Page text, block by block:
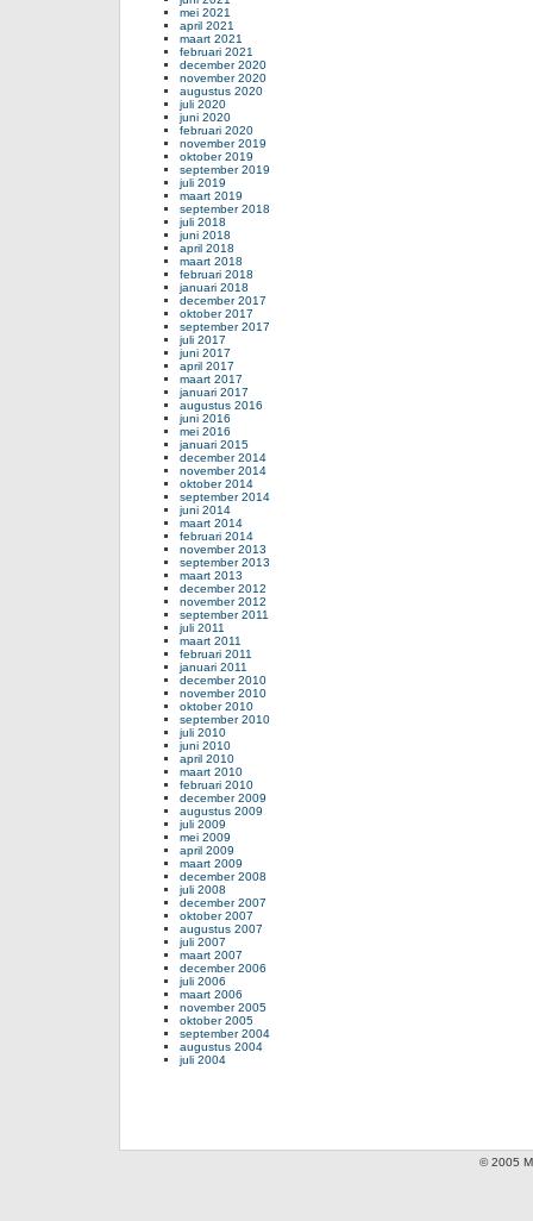
mei 2021
april 2021
maart 2021
februari 2021
december 2020
november 2020
augustus 2020
juli 2020
juni 2020
februari 2020
november 2019
oktober 2019
september 2019
juli 2019
maart 2019
september 2018
juli 2018
juni 2018
april 2018
maart 2018
februari 2018
januari 2018
december 2017
oktober 2017
september 2017
juli 2017
juni 2017
april 2017
maart 2017
januari 2017
augustus 2016
juni 2016
mei 2016
januari 2015
december 2014
november 2014
oktober 2014
september 2014
juni 2014
maart 2014
februari 2014
november 2013
september 2013
maart 2013
december 2012
november 2012
september 2011
juli 2011
maart 2011
februari 2011
januari 2011
december 2010
november 2010
oktober 2010
september 2010
juli 2010
juni 2010
april 2010
maart 2010
februari 2010
december 2009
augustus 2009
juli 2009
mei 2009
april 2009
maart 2009
december 2008
juli 2008
december 2007
oktober 2007
augustus 2007
juli 2007
maart 2007
december 2006
juli 2006
maart 2006
november 2005
oktober 2005
september 2004
augustus 2004
juli 2004
© 2005